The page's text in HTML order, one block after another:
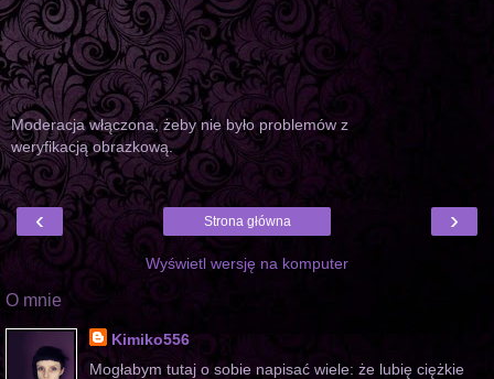
Moderacja włączona, żeby nie było problemów z
weryfikacją obrazkową.
‹ ›
Strona główna
Wyświetl wersję na komputer
O mnie
Kimiko556
Mogłabym tutaj o sobie napisać wiele: że lubię ciężkie